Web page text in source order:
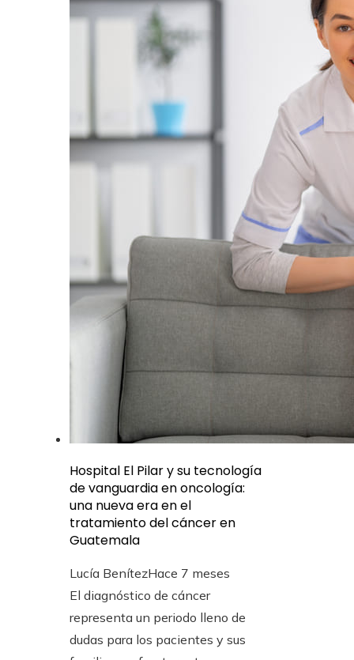
Hospital El Pilar y su tecnología
de vanguardia en oncología:
una nueva era en el
tratamiento del cáncer en
Guatemala
Lucía BenítezHace 7 meses
El diagnóstico de cáncer
representa un periodo lleno de
dudas para los pacientes y sus